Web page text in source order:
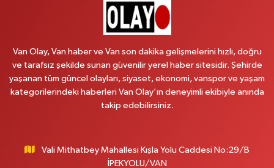
MAHMUDİYE MAH.ATATÜRK CAD.NO:17B
0 (531) 621 69 65 Yol Tarifi Al
Onay Eczanesi
Yenı Derman Eczanesi
Van Olay, Van haber ve Van son dakika gelişmelerini hızlı, doğru
ve tarafsız şekilde sunan güvenilir yerel haber sitesidir. Şehirde
yaşanan tüm güncel olayları, siyaset, ekonomi, vanspor ve yaşam
kategorilerindeki haberleri Van Olay’ın deneyimli ekibiyle anında
takip edebilirsiniz.
Vali Mithatbey Mahallesi Kışla Yolu Caddesi No:29/B
İPEKYOLU/VAN